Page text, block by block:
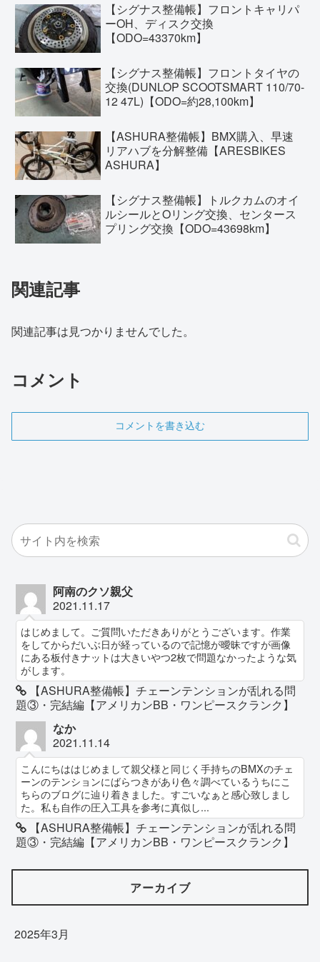
【シグナス整備帳】フロントキャリパ
ーOH、ディスク交換
【ODO=43370km】
【シグナス整備帳】フロントタイヤの
交換(DUNLOP SCOOTSMART 110/70-
12 47L)【ODO=約28,100km】
【ASHURA整備帳】BMX購入、早速
リアハブを分解整備【ARESBIKES
ASHURA】
【シグナス整備帳】トルクカムのオイ
ルシールとOリング交換、センタース
プリング交換【ODO=43698km】
関連記事
関連記事は見つかりませんでした。
コメント
コメントを書き込む
阿南のクソ親父
2021.11.17
はじめまして。ご質問いただきありがとうございます。作業
をしてからだいぶ日が経っているので記憶が曖昧ですが画像
にある板付きナットは大きいやつ2枚で問題なかったような気
がします。
【ASHURA整備帳】チェーンテンションが乱れる問
題③・完結編【アメリカンBB・ワンピースクランク】
なか
2021.11.14
こんにちははじめまして親父様と同じく手持ちのBMXのチェ
ーンのテンションにばらつきがあり色々調べているうちにこ
ちらのブログに辿り着きました。すごいなぁと感心致しまし
た。私も自作の圧入工具を参考に真似し...
【ASHURA整備帳】チェーンテンションが乱れる問
題③・完結編【アメリカンBB・ワンピースクランク】
アーカイブ
2025年3月